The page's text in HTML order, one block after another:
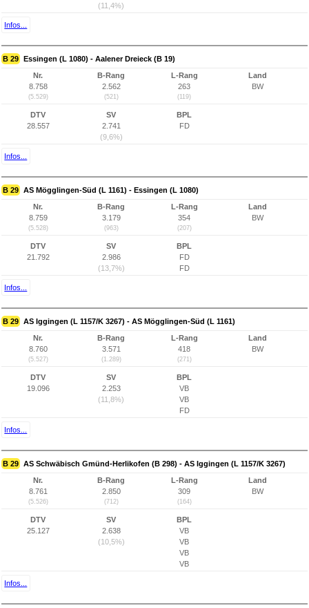
(11,4%)
Infos...
B 29 Essingen (L 1080) - Aalener Dreieck (B 19)
Nr.
8.758
(5.529)
B-Rang
2.562
(521)
L-Rang
263
(119)
Land
BW
DTV
28.557
SV
2.741
(9,6%)
BPL
FD
Infos...
B 29 AS Mögglingen-Süd (L 1161) - Essingen (L 1080)
Nr.
8.759
(5.528)
B-Rang
3.179
(963)
L-Rang
354
(207)
Land
BW
DTV
21.792
SV
2.986
(13,7%)
BPL
FD
FD
Infos...
B 29 AS Iggingen (L 1157/K 3267) - AS Mögglingen-Süd (L 1161)
Nr.
8.760
(5.527)
B-Rang
3.571
(1.289)
L-Rang
418
(271)
Land
BW
DTV
19.096
SV
2.253
(11,8%)
BPL
VB
VB
FD
Infos...
B 29 AS Schwäbisch Gmünd-Herlikofen (B 298) - AS Iggingen (L 1157/K 3267)
Nr.
8.761
(5.526)
B-Rang
2.850
(712)
L-Rang
309
(164)
Land
BW
DTV
25.127
SV
2.638
(10,5%)
BPL
VB
VB
VB
VB
Infos...